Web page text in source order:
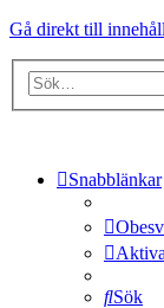
Gå direkt till innehåll
Snabblänkar
Sök